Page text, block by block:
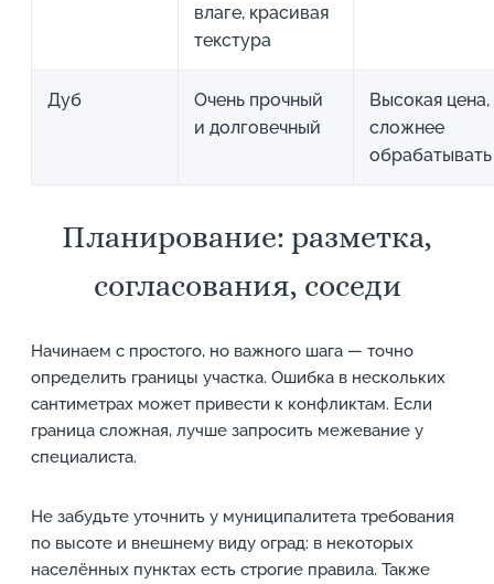
влаге, красивая
текстура
Дуб
Очень прочный
и долговечный
Высокая цена,
сложнее
обрабатывать
Планирование: разметка,
согласования, соседи
Начинаем с простого, но важного шага — точно
определить границы участка. Ошибка в нескольких
сантиметрах может привести к конфликтам. Если
граница сложная, лучше запросить межевание у
специалиста.
Не забудьте уточнить у муниципалитета требования
по высоте и внешнему виду оград: в некоторых
населённых пунктах есть строгие правила. Также